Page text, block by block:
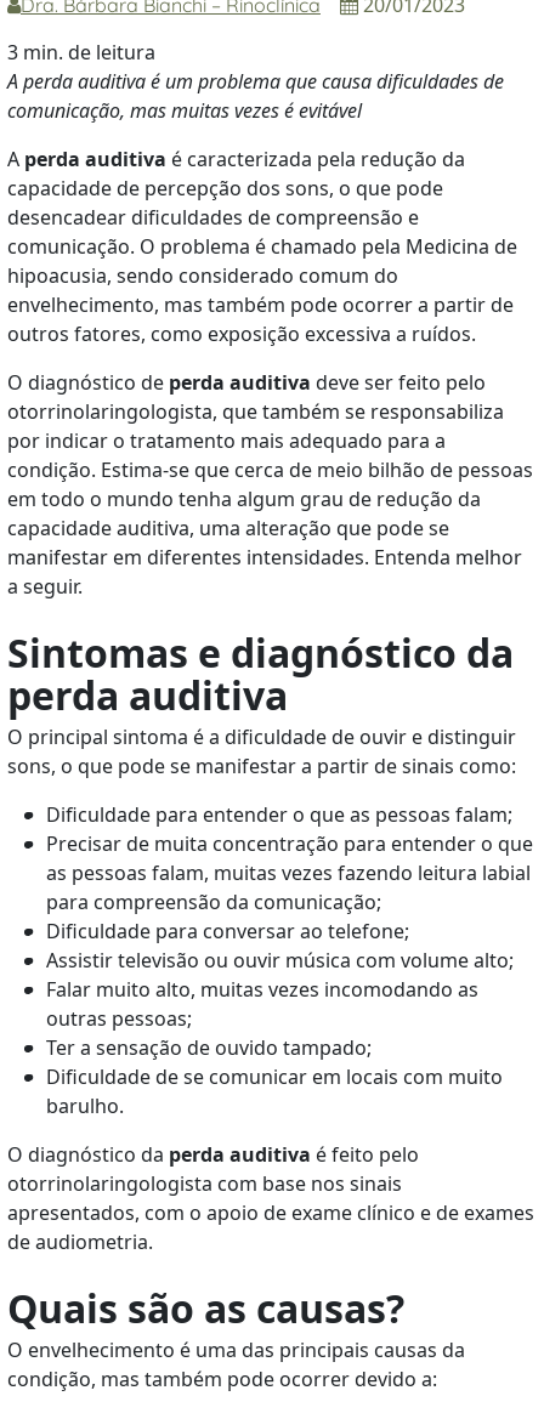
Dra. Bárbara Bianchi – Rinoclínica
3 min. de leitura
A perda auditiva é um problema que causa dificuldades de
comunicação, mas muitas vezes é evitável
A perda auditiva é caracterizada pela redução da
capacidade de percepção dos sons, o que pode
desencadear dificuldades de compreensão e
comunicação. O problema é chamado pela Medicina de
hipoacusia, sendo considerado comum do
envelhecimento, mas também pode ocorrer a partir de
outros fatores, como exposição excessiva a ruídos.
O diagnóstico de perda auditiva deve ser feito pelo
otorrinolaringologista, que também se responsabiliza
por indicar o tratamento mais adequado para a
condição. Estima-se que cerca de meio bilhão de pessoas
em todo o mundo tenha algum grau de redução da
capacidade auditiva, uma alteração que pode se
manifestar em diferentes intensidades. Entenda melhor
a seguir.
Sintomas e diagnóstico da
perda auditiva
O principal sintoma é a dificuldade de ouvir e distinguir
sons, o que pode se manifestar a partir de sinais como:
Dificuldade para entender o que as pessoas falam;
Precisar de muita concentração para entender o que
as pessoas falam, muitas vezes fazendo leitura labial
para compreensão da comunicação;
Dificuldade para conversar ao telefone;
Assistir televisão ou ouvir música com volume alto;
Falar muito alto, muitas vezes incomodando as
outras pessoas;
Ter a sensação de ouvido tampado;
Dificuldade de se comunicar em locais com muito
barulho.
O diagnóstico da perda auditiva é feito pelo
otorrinolaringologista com base nos sinais
apresentados, com o apoio de exame clínico e de exames
de audiometria.
Quais são as causas?
O envelhecimento é uma das principais causas da
condição, mas também pode ocorrer devido a: